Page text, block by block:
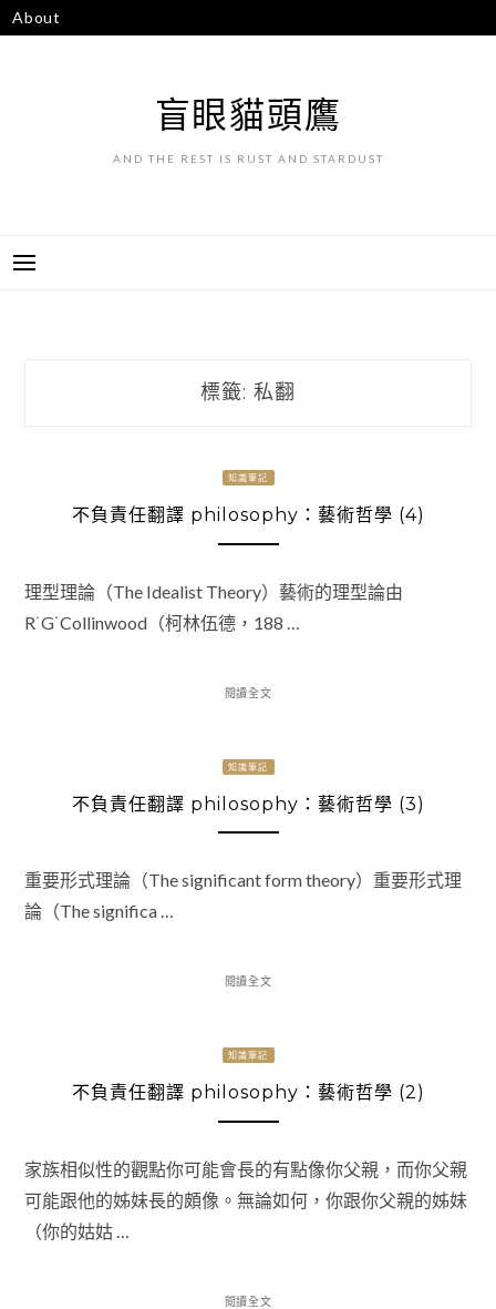
跳
至
About
盲眼貓頭鷹
AND THE REST IS RUST AND STARDUST
標籤: 私翻
知識筆記
不負責任翻譯 philosophy：藝術哲學 (4)
理型理論（The Idealist Theory）藝術的理型論由
R˙G˙Collinwood（柯林伍德，188 …
閱讀全文
知識筆記
不負責任翻譯 philosophy：藝術哲學 (3)
重要形式理論（The significant form theory）重要形式理
論（The significa …
閱讀全文
知識筆記
不負責任翻譯 philosophy：藝術哲學 (2)
家族相似性的觀點你可能會長的有點像你父親，而你父親
可能跟他的姊妹長的頗像。無論如何，你跟你父親的姊妹
（你的姑姑 …
閱讀全文